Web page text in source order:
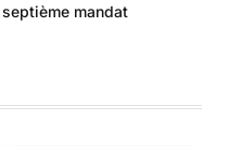
septième mandat